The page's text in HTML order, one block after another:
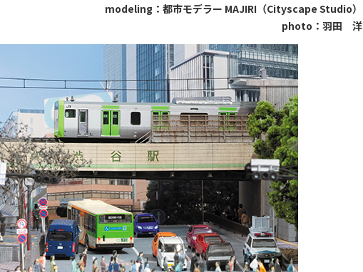
modeling：都市モデラー MAJIRI（Cityscape Studio）
photo：羽田 洋